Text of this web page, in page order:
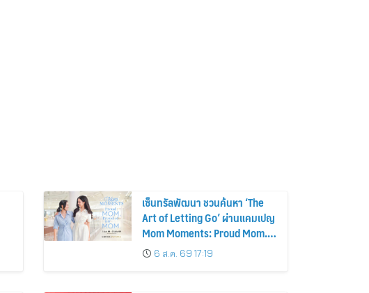
เซ็นทรัลพัฒนา ชวนค้นหา ‘The
Art of Letting Go’ ผ่านแคมเปญ
Mom Moments: Proud Mom.
Proud of My Mom.
6 ส.ค. 69 17:19